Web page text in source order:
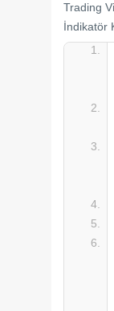
Trading
İndikatör